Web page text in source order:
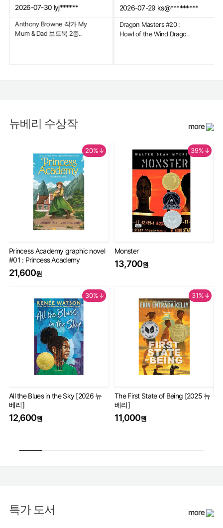
2026-06-20ks@*********
The Very Hungry
Caterpillar
2026-06-23ks@*******
The World of Eric Carle :
The Very Hungry Cat..
뉴베리 수상작 more
20%↓
Princess Academy graphic novel
#01 : Princess Academy
21,600원
39%↓
Monster
13,700원
30%↓
All the Blues in the Sky [2026 뉴
베리]
12,600원
31%↓
The First State of Being [2025 뉴
베리]
11,000원
특가 도서 more